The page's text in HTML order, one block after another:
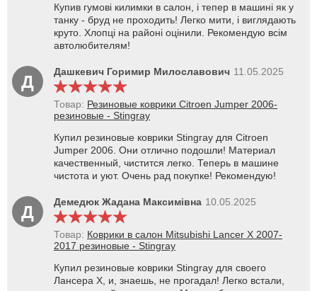
Купив гумові килимки в салон, і тепер в машині як у
танку - бруд не проходить! Легко мити, і виглядають
круто. Хлопці на районі оцінили. Рекомендую всім
автолюбителям!
Д Дашкевич Горимир Милославович 11.05.2025
Товар: Резиновые коврики Citroen Jumper 2006-
резиновые - Stingray
Купил резиновые коврики Stingray для Citroen
Jumper 2006. Они отлично подошли! Материал
качественный, чистится легко. Теперь в машине
чистота и уют. Очень рад покупке! Рекомендую!
Д Демедюк Жадана Максимівна 10.05.2025
Товар: Коврики в салон Mitsubishi Lancer X 2007-
2017 резиновые - Stingray
Купил резиновые коврики Stingray для своего
Лансера X, и, знаешь, не прогадал! Легко встали,